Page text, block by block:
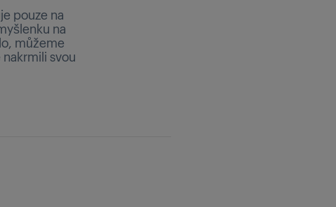
pouze na
na
můžeme
svou